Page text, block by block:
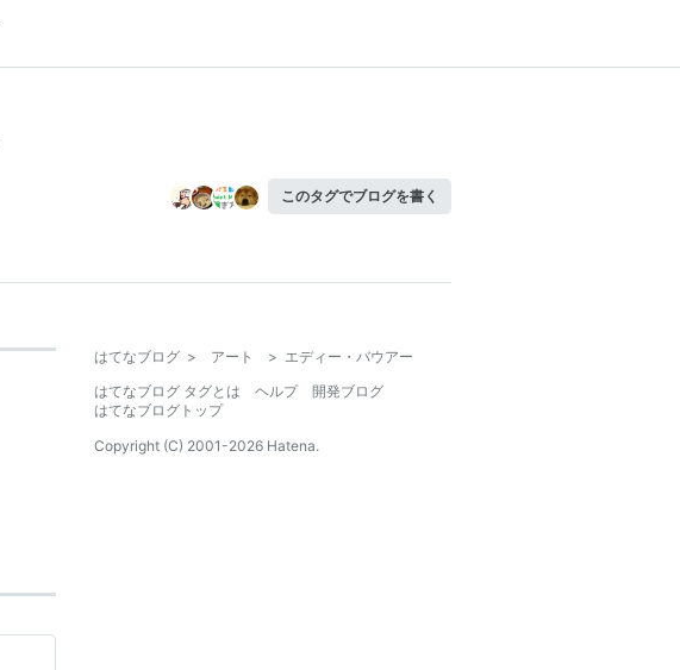
このタグでブログを書く
はてなブログ > アート > エディー・バウアー
はてなブログ タグとは
ヘルプ
開発ブログ
はてなブログトップ
Copyright (C) 2001-2026 Hatena.